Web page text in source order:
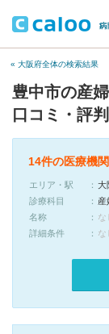
« 大阪府全体の検索結果
豊中市の産
口コミ・評判
14件の医療機
エリア・駅
大
診療科目
産
名称
な
詳細条件
な